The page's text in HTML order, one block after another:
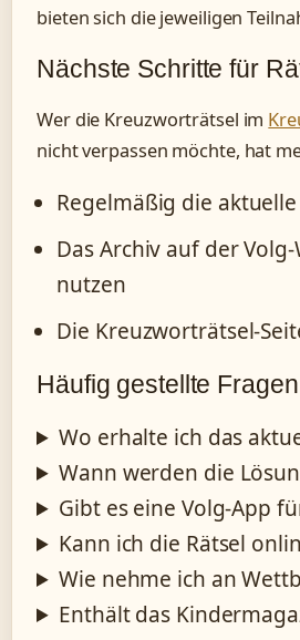
bieten sich die jeweiligen
Nächste Schritte für
Wer die Kreuzworträtsel im
nicht verpassen möchte, hat
Regelmäßig die
Das Archiv auf der
nutzen
Die Kreuzworträtsel-
Häufig gestellte Fragen
Wo erhalte ich das
Wann werden die
Gibt es eine Volg-App
Kann ich die Rätsel
Wie nehme ich an
Enthält das